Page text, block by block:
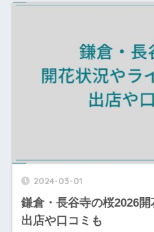
2024-03-01
鎌倉・長谷寺の桜2026
出店や口コミも